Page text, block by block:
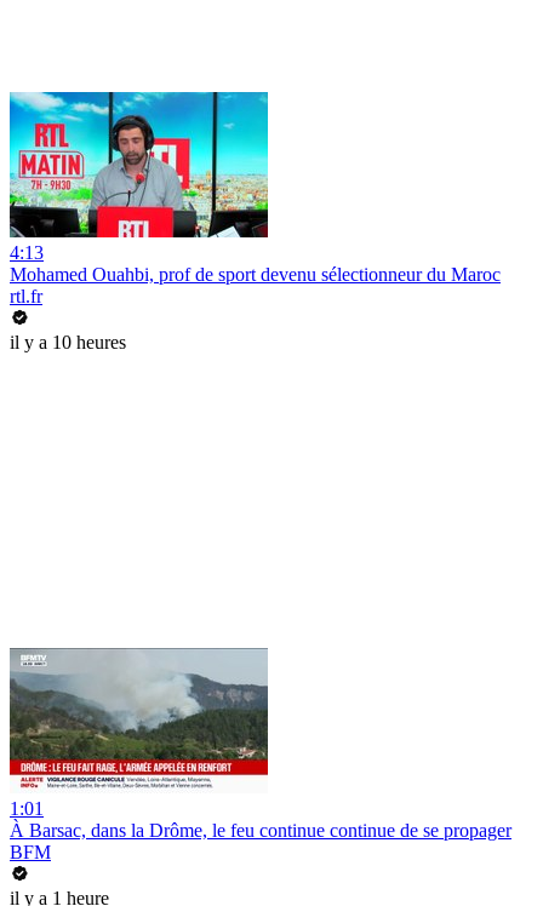
4:13
Mohamed Ouahbi, prof de sport devenu sélectionneur du Maroc
rtl.fr
il y a 10 heures
1:01
À Barsac, dans la Drôme, le feu continue continue de se propager
BFM
il y a 1 heure